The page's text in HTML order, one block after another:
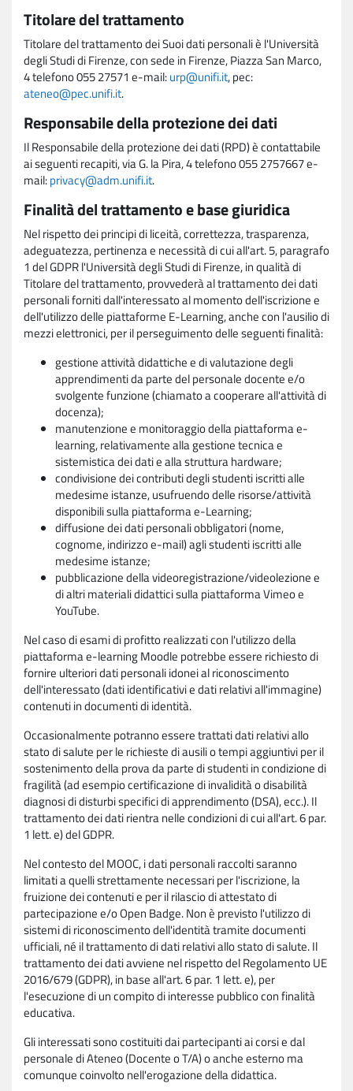
Titolare del trattamento
Titolare del trattamento dei Suoi dati personali è l'Università
degli Studi di Firenze, con sede in Firenze, Piazza San Marco,
4 telefono 055 27571 e-mail:urp@unifi.it, pec:
ateneo@pec.unifi.it.
Responsabile della protezione dei dati
Il Responsabile della protezione dei dati (RPD) è contattabile
ai seguenti recapiti, via G. la Pira, 4 telefono 055 2757667 e-
mail:privacy@adm.unifi.it.
Finalità del trattamento e base giuridica
Nel rispetto dei principi di liceità, correttezza, trasparenza,
adeguatezza, pertinenza e necessità di cui all'art. 5, paragrafo
1 del GDPR l'Università degli Studi di Firenze, in qualità di
Titolare del trattamento, provvederà al trattamento dei dati
personali forniti dall'interessato al momento dell'iscrizione e
dell'utilizzo delle piattaforme E-Learning, anche con l'ausilio di
mezzi elettronici, per il perseguimento delle seguenti finalità:
gestione attività didattiche e di valutazione degli
apprendimenti da parte del personale docente e/o
svolgente funzione (chiamato a cooperare all'attività di
docenza);
manutenzione e monitoraggio della piattaforma e-
learning, relativamente alla gestione tecnica e
sistemistica dei dati e alla struttura hardware;
condivisione dei contributi degli studenti iscritti alle
medesime istanze, usufruendo delle risorse/attività
disponibili sulla piattaforma e-Learning;
diffusione dei dati personali obbligatori (nome,
cognome, indirizzo e-mail) agli studenti iscritti alle
medesime istanze;
pubblicazione della videoregistrazione/videolezione e
di altri materiali didattici sulla piattaforma Vimeo e
YouTube.
Nel caso di esami di profitto realizzati con l'utilizzo della
piattaforma e-learning Moodle potrebbe essere richiesto di
fornire ulteriori dati personali idonei al riconoscimento
dell'interessato (dati identificativi e dati relativi all'immagine)
contenuti in documenti di identità.
Occasionalmente potranno essere trattati dati relativi allo
stato di salute per le richieste di ausili o tempi aggiuntivi per il
sostenimento della prova da parte di studenti in condizione di
fragilità (ad esempio certificazione di invalidità o disabilità
diagnosi di disturbi specifici di apprendimento (DSA), ecc.). Il
trattamento dei dati rientra nelle condizioni di cui all'art. 6 par.
1 lett. e) del GDPR.
Nel contesto del MOOC, i dati personali raccolti saranno
limitati a quelli strettamente necessari per l'iscrizione, la
fruizione dei contenuti e per il rilascio di attestato di
partecipazione e/o Open Badge. Non è previsto l'utilizzo di
sistemi di riconoscimento dell'identità tramite documenti
ufficiali, né il trattamento di dati relativi allo stato di salute. Il
trattamento dei dati avviene nel rispetto del Regolamento UE
2016/679 (GDPR), in base all'art. 6 par. 1 lett. e), per
l'esecuzione di un compito di interesse pubblico con finalità
educativa.
Gli interessati sono costituiti dai partecipanti ai corsi e dal
personale di Ateneo (Docente o T/A) o anche esterno ma
comunque coinvolto nell'erogazione della didattica.